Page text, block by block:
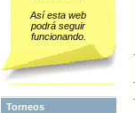
Así esta web
podrá seguir
funcionando.
Torneos